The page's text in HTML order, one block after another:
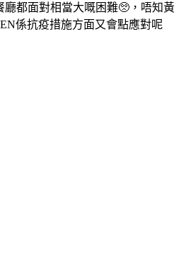
廳都面對相當大嘅困難🥺，唔知黃
係抗疫措施方面又會點應對呢